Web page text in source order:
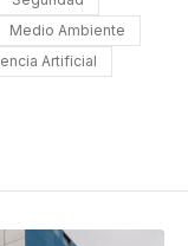
Medio Ambiente
Artificial